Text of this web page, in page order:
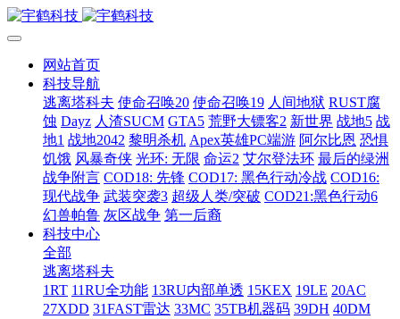
网站首页
科技导航
逃离塔科夫 使命召唤20 使命召唤19 人间地狱 RUST腐
蚀 Dayz 人渣SUCM GTA5 荒野大镖客2 新世界 战地5 战
地1 战地2042 黎明杀机 Apex英雄PC端游 阿尔比恩 恐惧
饥饿 风暴奇侠 光环: 无限 命运2 艾尔登法环 最后的绿洲
战争附言 COD18: 先锋 COD17: 黑色行动冷战 COD16:
现代战争 武装突袭3 超级人类/突破 COD21:黑色行动6
幻兽帕鲁 灰区战争 第一后裔
科技中心
全部
逃离塔科夫
1RT 11RU全功能 13RU内部单透 15KEX 19LE 20AC
27XDD 31FAST雷达 33MC 35TB机器码 39DH 40DM